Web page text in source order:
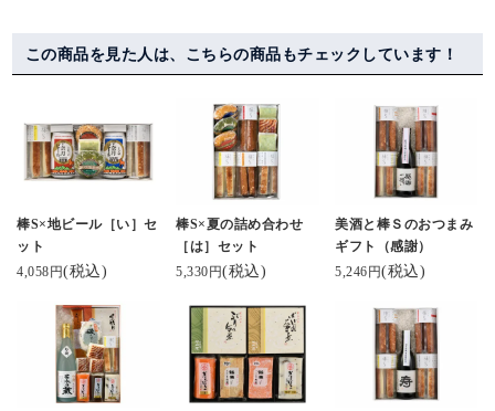
この商品を見た人は、こちらの商品もチェックしています！
棒S×地ビール［い］セ
ット
4,058円(税込)
棒S×夏の詰め合わせ
［は］セット
5,330円(税込)
美酒と棒Ｓのおつまみ
ギフト（感謝）
5,246円(税込)